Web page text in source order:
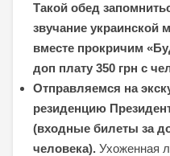
Такой обед
звучание украинской
вместе прокричим
доп плату 350 грн с
Отправляемся на
резиденцию
(входные билеты за
человека). Ухоженная